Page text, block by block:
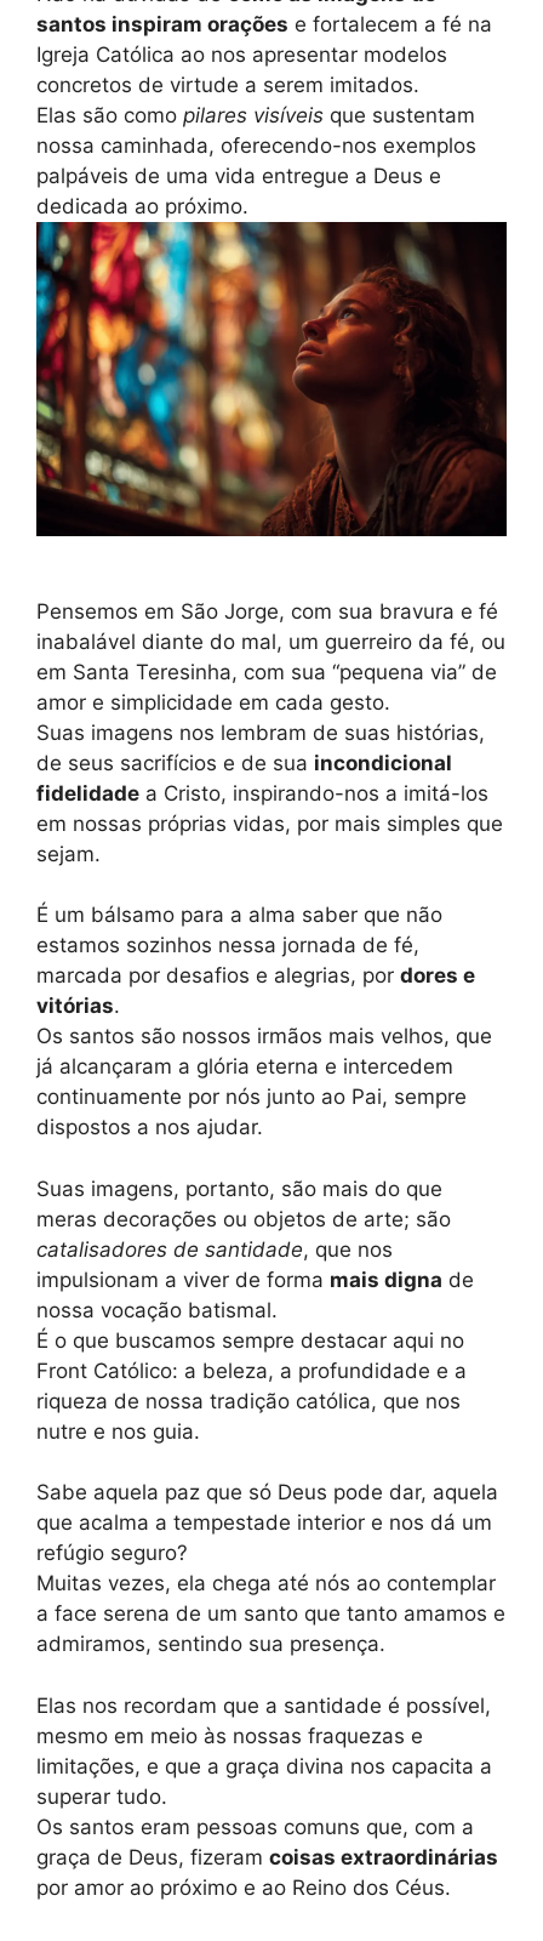
santos inspiram orações e fortalecem a fé na
Igreja Católica ao nos apresentar modelos
concretos de virtude a serem imitados.
Elas são como pilares visíveis que sustentam
nossa caminhada, oferecendo-nos exemplos
palpáveis de uma vida entregue a Deus e
dedicada ao próximo.
Pensemos em São Jorge, com sua bravura e fé
inabalável diante do mal, um guerreiro da fé, ou
em Santa Teresinha, com sua “pequena via” de
amor e simplicidade em cada gesto.
Suas imagens nos lembram de suas histórias,
de seus sacrifícios e de sua incondicional
fidelidade a Cristo, inspirando-nos a imitá-los
em nossas próprias vidas, por mais simples que
sejam.
É um bálsamo para a alma saber que não
estamos sozinhos nessa jornada de fé,
marcada por desafios e alegrias, por dores e
vitórias.
Os santos são nossos irmãos mais velhos, que
já alcançaram a glória eterna e intercedem
continuamente por nós junto ao Pai, sempre
dispostos a nos ajudar.
Suas imagens, portanto, são mais do que
meras decorações ou objetos de arte; são
catalisadores de santidade, que nos
impulsionam a viver de forma mais digna de
nossa vocação batismal.
É o que buscamos sempre destacar aqui no
Front Católico: a beleza, a profundidade e a
riqueza de nossa tradição católica, que nos
nutre e nos guia.
Sabe aquela paz que só Deus pode dar, aquela
que acalma a tempestade interior e nos dá um
refúgio seguro?
Muitas vezes, ela chega até nós ao contemplar
a face serena de um santo que tanto amamos e
admiramos, sentindo sua presença.
Elas nos recordam que a santidade é possível,
mesmo em meio às nossas fraquezas e
limitações, e que a graça divina nos capacita a
superar tudo.
Os santos eram pessoas comuns que, com a
graça de Deus, fizeram coisas extraordinárias
por amor ao próximo e ao Reino dos Céus.